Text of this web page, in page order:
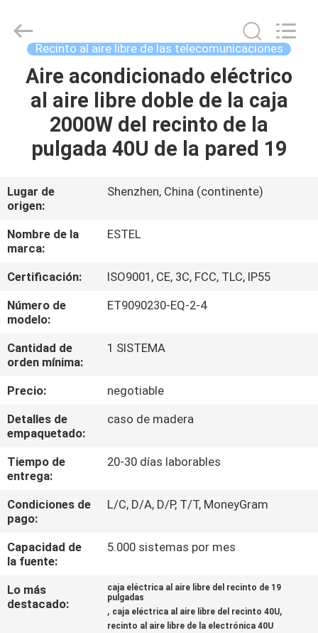
HOGAR
PRODUCTOS
SOBRE
NOSOTROS
VIAJE
DE
LA
FÁBRICA
CONTROL
CALIDAD
ÉNTRENOS
EN
CONTACTO
CON
NOTICIAS
PIDA
ELECTRONIC
SCIENCE
TECHNOLOGY
Reserved.
Recinto al aire libre de las telecomunicaciones
Aire acondicionado eléctrico
al aire libre doble de la caja
2000W del recinto de la
pulgada 40U de la pared 19
Lugar de
origen:
Shenzhen, China (continente)
Nombre de la
marca:
ESTEL
Certificación:
ISO9001, CE, 3C, FCC, TLC, IP55
Número de
modelo:
ET9090230-EQ-2-4
Cantidad de
orden mínima:
1 SISTEMA
Precio:
negotiable
Detalles de
empaquetado:
caso de madera
Tiempo de
entrega:
20-30 días laborables
Condiciones de
pago:
L/C, D/A, D/P, T/T, MoneyGram
Capacidad de
la fuente:
5.000 sistemas por mes
Lo más
destacado:
caja eléctrica al aire libre del recinto de 19
pulgadas
, caja eléctrica al aire libre del recinto 40U,
recinto al aire libre de la electrónica 40U